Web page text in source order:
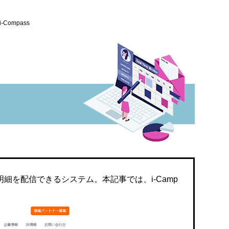
i-Compass
を配信できるシステム。本記事では、i-Camp